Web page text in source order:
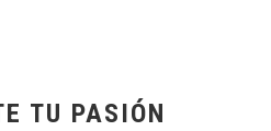
TU PASIÓN